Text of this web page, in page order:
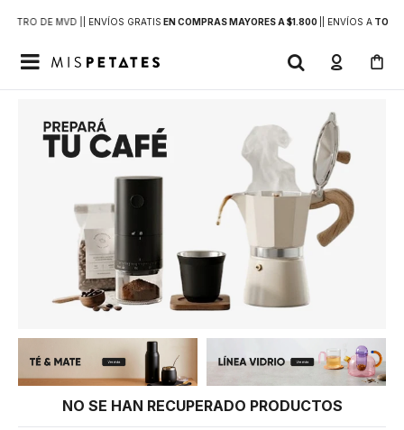
DE MVD | | ENVÍOS GRATIS EN COMPRAS MAYORES A $1.800 | ENVÍOS ATODO

NO SE HAN RECUPERADO PRODUCTOS